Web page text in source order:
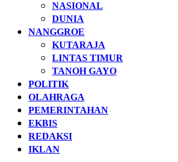
NASIONAL
DUNIA
NANGGROE
KUTARAJA
LINTAS TIMUR
TANOH GAYO
POLITIK
OLAHRAGA
PEMERINTAHAN
EKBIS
REDAKSI
IKLAN